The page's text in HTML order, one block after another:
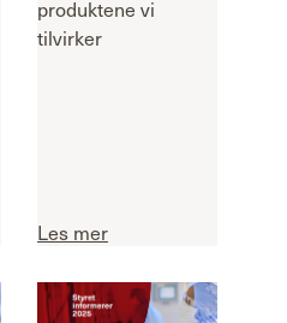
produktene vi
tilvirker
Les mer